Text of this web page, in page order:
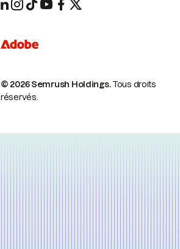
© 2026 Semrush Holdings.Tous droits
réservés.